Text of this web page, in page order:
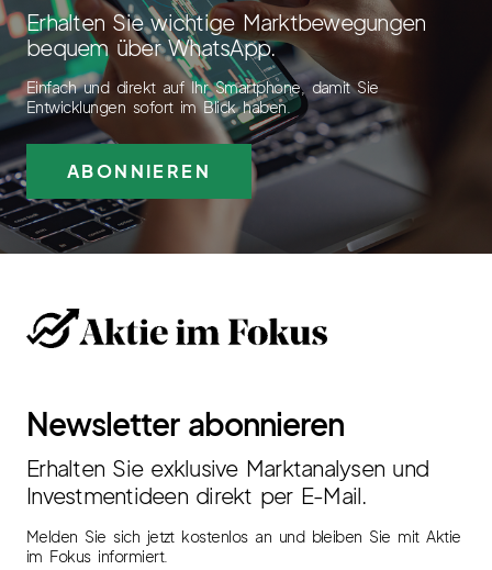
Erhalten Sie wichtige Marktbewegungen
bequem über WhatsApp.
Einfach und direkt auf Ihr Smartphone, damit Sie
Entwicklungen sofort im Blick haben.
ABONNIEREN
Newsletter abonnieren
Erhalten Sie exklusive Marktanalysen und
Investmentideen direkt per E-Mail.
Melden Sie sich jetzt kostenlos an und bleiben Sie mit Aktie
im Fokus informiert.